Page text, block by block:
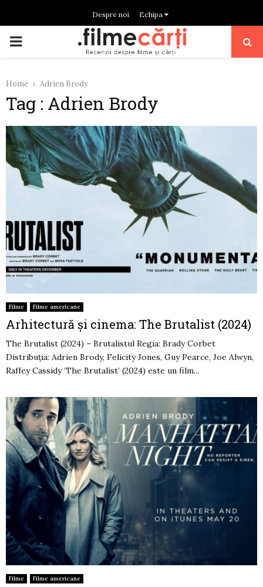
Despre noi Echipa
PRIMARY
Home Adrien Brody
Tag : Adrien Brody
Filme Filme americane
Arhitectură și cinema: The Brutalist (2024)
The Brutalist (2024) – Brutalistul Regia: Brady Corbet
Distribuția: Adrien Brody, Felicity Jones, Guy Pearce, Joe Alwyn,
Raffey Cassidy ‘The Brutalist’ (2024) este un film...
Filme Filme americane